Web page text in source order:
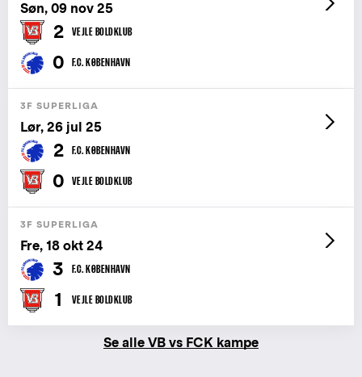
Søn, 09 nov 25
2 VEJLE BOLDKLUB
0 F.C. KØBENHAVN
3F SUPERLIGA
Lør, 26 jul 25
2 F.C. KØBENHAVN
0 VEJLE BOLDKLUB
3F SUPERLIGA
Fre, 18 okt 24
3 F.C. KØBENHAVN
1 VEJLE BOLDKLUB
Se alle VB vs FCK kampe